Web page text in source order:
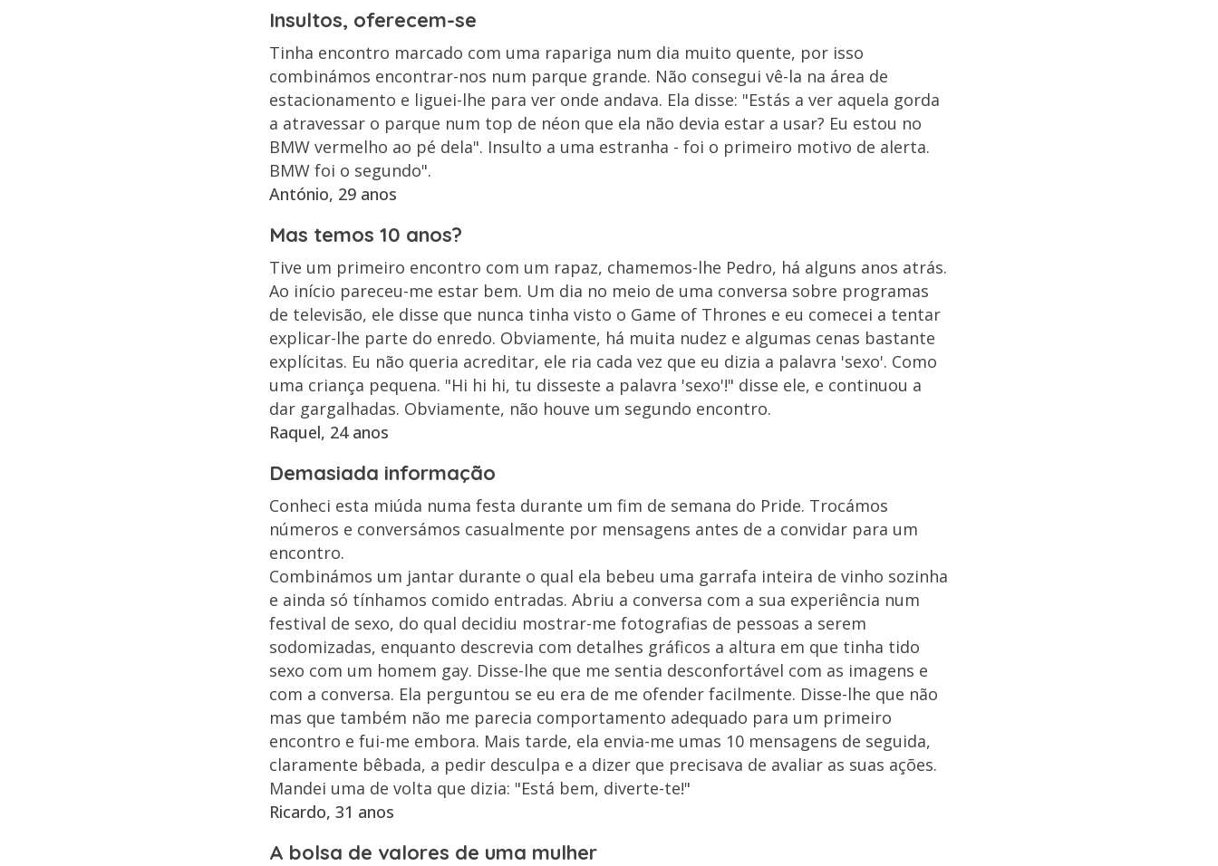
Insultos, oferecem-se
Tinha encontro marcado com uma rapariga num dia muito quente, por isso
combinámos encontrar-nos num parque grande. Não consegui vê-la na área de
estacionamento e liguei-lhe para ver onde andava. Ela disse: "Estás a ver aquela gorda
a atravessar o parque num top de néon que ela não devia estar a usar? Eu estou no
BMW vermelho ao pé dela". Insulto a uma estranha - foi o primeiro motivo de alerta.
BMW foi o segundo".
António, 29 anos
Mas temos 10 anos?
Tive um primeiro encontro com um rapaz, chamemos-lhe Pedro, há alguns anos atrás.
Ao início pareceu-me estar bem. Um dia no meio de uma conversa sobre programas
de televisão, ele disse que nunca tinha visto o Game of Thrones e eu comecei a tentar
explicar-lhe parte do enredo. Obviamente, há muita nudez e algumas cenas bastante
explícitas. Eu não queria acreditar, ele ria cada vez que eu dizia a palavra 'sexo'. Como
uma criança pequena. "Hi hi hi, tu disseste a palavra 'sexo'!" disse ele, e continuou a
dar gargalhadas. Obviamente, não houve um segundo encontro.
Raquel, 24 anos
Demasiada informação
Conheci esta miúda numa festa durante um fim de semana do Pride. Trocámos
números e conversámos casualmente por mensagens antes de a convidar para um
encontro.
Combinámos um jantar durante o qual ela bebeu uma garrafa inteira de vinho sozinha
e ainda só tínhamos comido entradas. Abriu a conversa com a sua experiência num
festival de sexo, do qual decidiu mostrar-me fotografias de pessoas a serem
sodomizadas, enquanto descrevia com detalhes gráficos a altura em que tinha tido
sexo com um homem gay. Disse-lhe que me sentia desconfortável com as imagens e
com a conversa. Ela perguntou se eu era de me ofender facilmente. Disse-lhe que não
mas que também não me parecia comportamento adequado para um primeiro
encontro e fui-me embora. Mais tarde, ela envia-me umas 10 mensagens de seguida,
claramente bêbada, a pedir desculpa e a dizer que precisava de avaliar as suas ações.
Mandei uma de volta que dizia: "Está bem, diverte-te!"
Ricardo, 31 anos
A bolsa de valores de uma mulher